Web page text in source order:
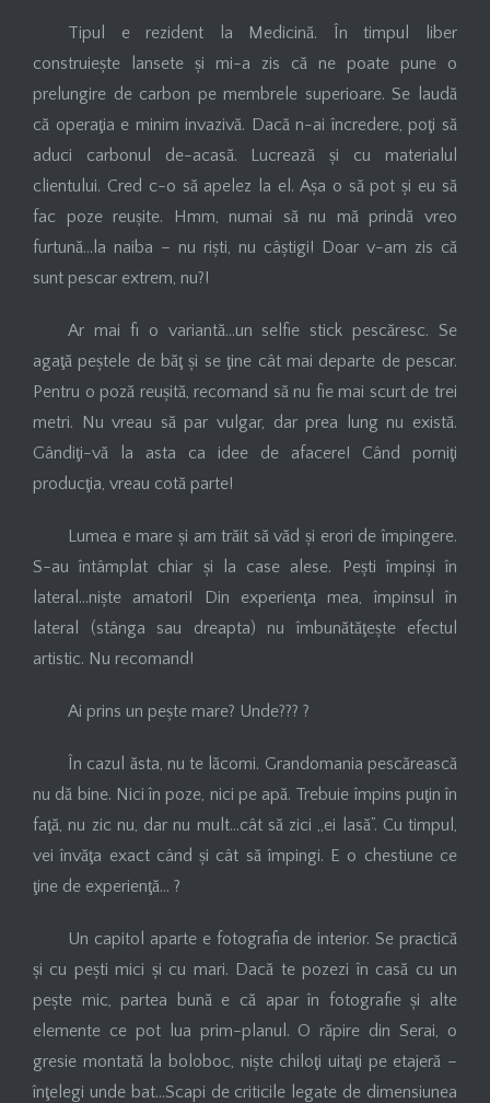
Tipul e rezident la Medicină. În timpul liber
construiește lansete și mi-a zis că ne poate pune o
prelungire de carbon pe membrele superioare. Se laudă
că operaţia e minim invazivă. Dacă n-ai încredere, poţi să
aduci carbonul de-acasă. Lucrează și cu materialul
clientului. Cred c-o să apelez la el. Așa o să pot și eu să
fac poze reușite. Hmm, numai să nu mă prindă vreo
furtună…la naiba – nu riști, nu câștigi! Doar v-am zis că
sunt pescar extrem, nu?!
Ar mai fi o variantă…un selfie stick pescăresc. Se
agaţă peștele de băţ și se ţine cât mai departe de pescar.
Pentru o poză reușită, recomand să nu fie mai scurt de trei
metri. Nu vreau să par vulgar, dar prea lung nu există.
Gândiţi-vă la asta ca idee de afacere! Când porniţi
producţia, vreau cotă parte!
Lumea e mare și am trăit să văd și erori de împingere.
S-au întâmplat chiar și la case alese. Pești împinși în
lateral…niște amatori! Din experienţa mea, împinsul în
lateral (stânga sau dreapta) nu îmbunătăţește efectul
artistic. Nu recomand!
Ai prins un pește mare? Unde??? ?
În cazul ăsta, nu te lăcomi. Grandomania pescărească
nu dă bine. Nici în poze, nici pe apă. Trebuie împins puţin în
faţă, nu zic nu, dar nu mult…cât să zici „ei lasă”. Cu timpul,
vei învăţa exact când și cât să împingi. E o chestiune ce
ţine de experienţă… ?
Un capitol aparte e fotografia de interior. Se practică
și cu pești mici și cu mari. Dacă te pozezi în casă cu un
pește mic, partea bună e că apar în fotografie și alte
elemente ce pot lua prim-planul. O răpire din Serai, o
gresie montată la boloboc, niște chiloţi uitaţi pe etajeră –
înţelegi unde bat…Scapi de criticile legate de dimensiunea